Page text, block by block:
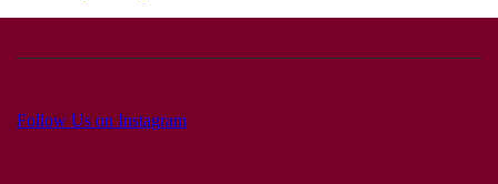
Follow Us on Instagram